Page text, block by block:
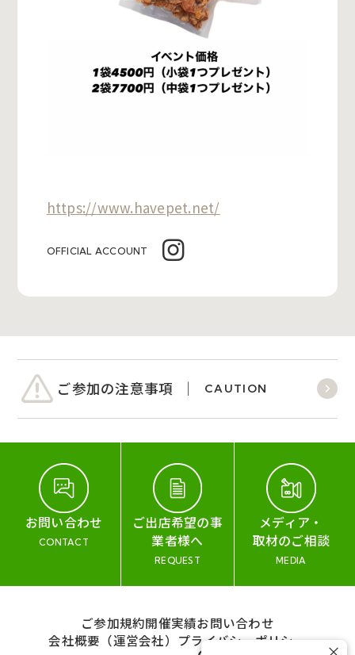
https://www.havepet.net/
OFFICIAL ACCOUNT
ご参加の注意事項 CAUTION
お問い合わせ
CONTACT
ご出店希望の事
業者様へ
REQUEST
メディア・
取材のご相談
MEDIA
ご参加規約開催実績お問い合わせ
会社概要（運営会社） プライバシーポリシー